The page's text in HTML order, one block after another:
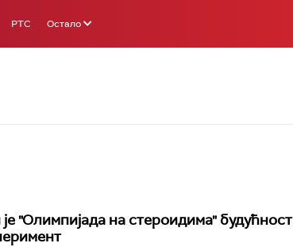
РТС Остало
"Олимпијада на стероидима" будућност